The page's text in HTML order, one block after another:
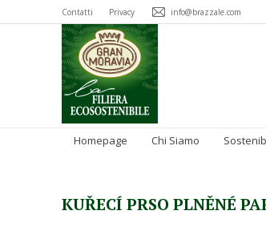
Contatti Privacy info@brazzale.com
Homepage Chi Siamo
KUŘECÍ PRSO PLNĚNÉ